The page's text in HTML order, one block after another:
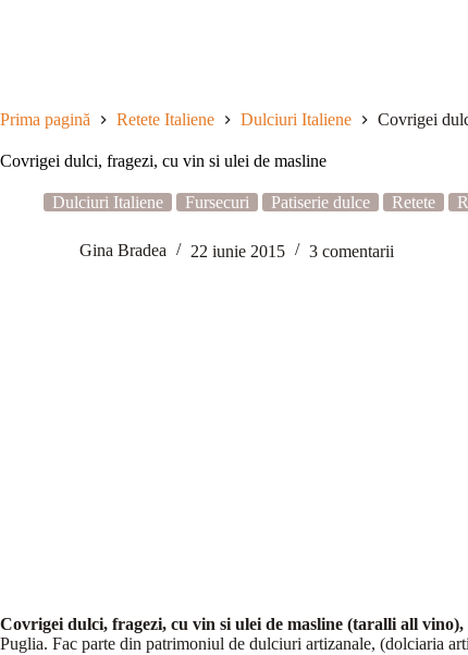
Prima pagină Retete Italiene Dulciuri Italiene Covrigei
Covrigei dulci, fragezi, cu vin si ulei de masline
Dulciuri Italiene Fursecuri Patiserie dulce Retete
Gina Bradea 22 iunie 2015 3 comentarii
Covrigei dulci, fragezi, cu vin si ulei de masline (taralli all
Puglia. Fac parte din patrimoniul de dulciuri artizanale, (dolciaria